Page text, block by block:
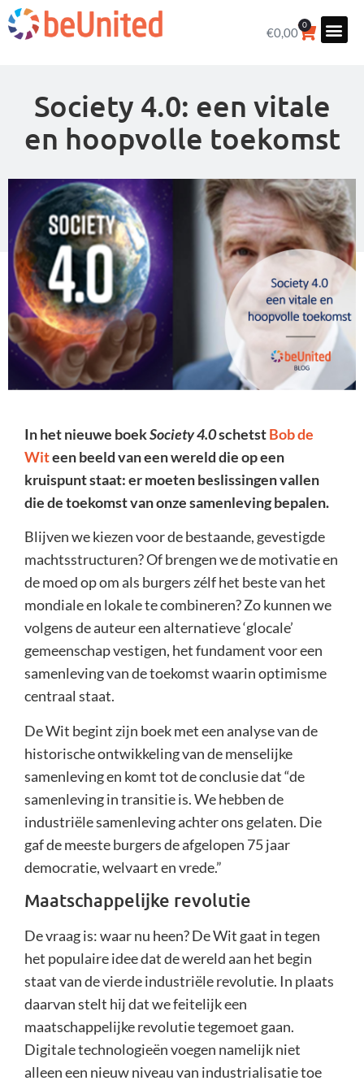
€0,00
0
Society 4.0: een vitale
en hoopvolle toekomst
In het nieuwe boekSociety 4.0schetstBob de
Witeen beeld van een wereld die op een
kruispunt staat: er moeten beslissingen vallen
die de toekomst van onze samenleving bepalen.
Blijven we kiezen voor de bestaande, gevestigde
machtsstructuren? Of brengen we de motivatie en
de moed op om als burgers zélf het beste van het
mondiale en lokale te combineren? Zo kunnen we
volgens de auteur een alternatieve ‘glocale’
gemeenschap vestigen, het fundament voor een
samenleving van de toekomst waarin optimisme
centraal staat.
De Wit begint zijn boek met een analyse van de
historische ontwikkeling van de menselijke
samenleving en komt tot de conclusie dat “de
samenleving in transitie is. We hebben de
industriële samenleving achter ons gelaten. Die
gaf de meeste burgers de afgelopen 75 jaar
democratie, welvaart en vrede.”
Maatschappelijke revolutie
De vraag is: waar nu heen? De Wit gaat in tegen
het populaire idee dat de wereld aan het begin
staat van de vierde industriële revolutie. In plaats
daarvan stelt hij dat we feitelijk een
maatschappelijke revolutie tegemoet gaan.
Digitale technologieën voegen namelijk niet
alleen een nieuw niveau van industrialisatie toe